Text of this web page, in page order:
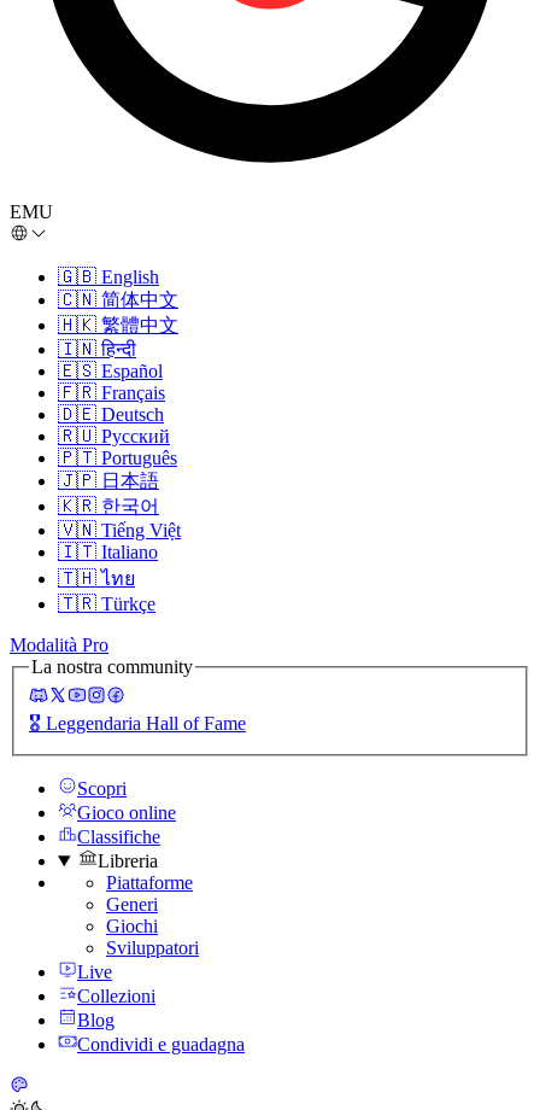
EMU
🇬🇧 English
🇨🇳 简体中文
🇭🇰 繁體中文
🇮🇳 हिन्दी
🇪🇸 Español
🇫🇷 Français
🇩🇪 Deutsch
🇷🇺 Русский
🇵🇹 Português
🇯🇵 日本語
🇰🇷 한국어
🇻🇳 Tiếng Việt
🇮🇹 Italiano
🇹🇭 ไทย
🇹🇷 Türkçe
Modalità Pro
La nostra community
🎖️ Leggendaria Hall of Fame
Scopri
Gioco online
Classifiche
Libreria
Piattaforme
Generi
Giochi
Sviluppatori
Live
Collezioni
Blog
Condividi e guadagna